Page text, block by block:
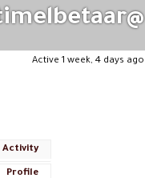
@dr-Hatimelbetaar
Active 1 week, 4 days ago
Activity
Profile